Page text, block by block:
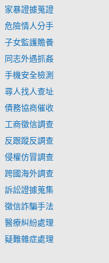
家暴證據蒐證
危險情人分手
子女監護贍養
同志外遇抓姦
手機安全檢測
尋人找人查址
債務協商催收
工商徵信調查
反跟蹤反調查
侵權仿冒調查
跨國海外調查
訴訟證據蒐集
徵信詐騙手法
醫療糾紛處理
疑難雜症處理